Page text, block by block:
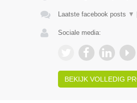
Laatste facebook posts ▼
Sociale media:
BEKIJK VOLLEDIG